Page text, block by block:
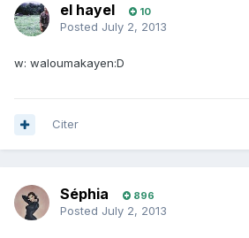
el hayel 10
Posted July 2, 2013
w: waloumakayen:D
Citer
Séphia 896
Posted July 2, 2013